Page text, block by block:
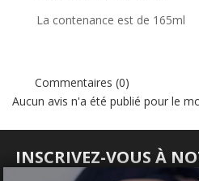
La contenance est de 165ml
Commentaires (0)
Aucun avis n'a été publié pour le
INSCRIVEZ-VOUS À